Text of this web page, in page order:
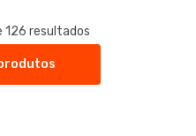
126 resultados